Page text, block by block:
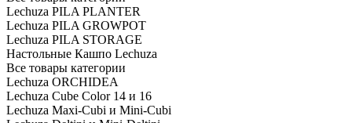
Lechuza PILA PLANTER
Lechuza PILA GROWPOT
Lechuza PILA STORAGE
Настольные Кашпо Lechuza
Все товары категории
Lechuza ORCHIDEA
Lechuza Cube Color 14 и 16
Lechuza Maxi-Cubi и Mini-Cubi